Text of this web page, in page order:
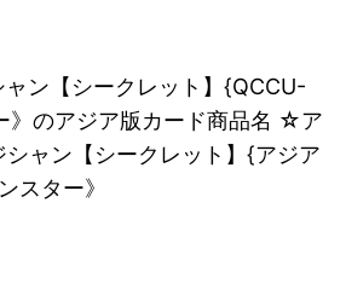
ン【シークレット】{QCCU-
》のアジア版カード商品名 ☆ア
ャン【シークレット】{アジア
スター》